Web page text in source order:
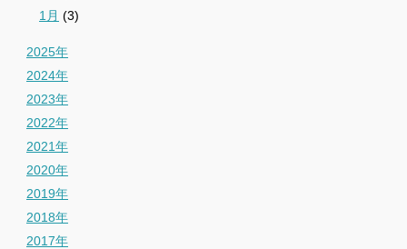
1月 (3)
2025年
2024年
2023年
2022年
2021年
2020年
2019年
2018年
2017年